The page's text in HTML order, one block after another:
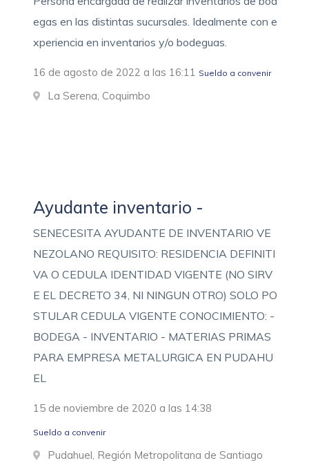
egas en las distintas sucursales. Idealmente con e
xperiencia en inventarios y/o bodeguas.
16 de agosto de 2022 a las 16:11 Sueldo a convenir
La Serena, Coquimbo
Ayudante inventario -
SENECESITA AYUDANTE DE INVENTARIO VE
NEZOLANO REQUISITO: RESIDENCIA DEFINITI
VA O CEDULA IDENTIDAD VIGENTE (NO SIRV
E EL DECRETO 34, NI NINGUN OTRO) SOLO PO
STULAR CEDULA VIGENTE CONOCIMIENTO: -
BODEGA - INVENTARIO - MATERIAS PRIMAS
PARA EMPRESA METALURGICA EN PUDAHU
EL
15 de noviembre de 2020 a las 14:38
Sueldo a convenir
Pudahuel, Región Metropolitana de Santiago